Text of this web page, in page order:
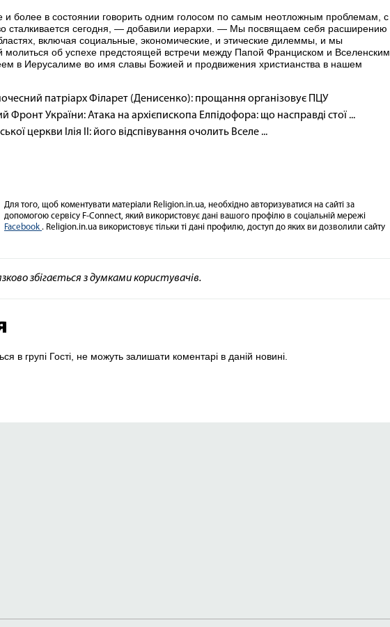
более в состоянии говорить одним голосом по самым неотложным проблемам, с
сталкивается сегодня, — добавили иерархи. — Мы посвящаем себя расширению
включая социальные, экономические, и этические дилеммы, и мы
об успехе предстоящей встречи между Папой Франциском и Вселенским
в Иерусалиме во имя славы Божией и продвижения христианства в нашем
патріарх Філарет (Денисенко): прощання організовує ПЦУ
Фронт України: Атака на архієпископа Елпідофора: що насправді стої ...
церкви Ілія II: його відспівування очолить Вселе ...
Для того, щоб коментувати матеріали Religion.in.ua, необхідно авторизуватися на сайті за
допомогою сервісу F-Connect, який використовує дані вашого профілю в соціальній мережі
Facebook . Religion.in.ua використовує тільки ті дані профилю, доступ до яких ви дозволили сайту
збігається з думками користувачів.
в групі Гості, не можуть залишати коментарі в даній новині.